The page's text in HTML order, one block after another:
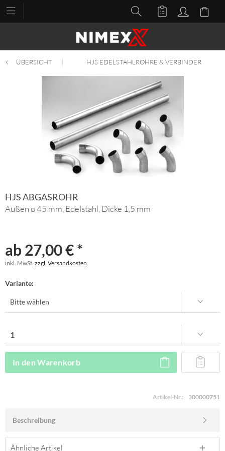
ÜBERSICHT HJS EDELSTAHLROHRE & VERBINDER
HJS ABGASROHR
Außen ø 45 mm, Edelstahl, Dicke 1,5 mm
ab 27,00 € *
inkl. MwSt. zzgl. Versandkosten
Variante:
In den Warenkorb
Artikel-Nr.: 300000751
Beschreibung
Ähnliche Artikel